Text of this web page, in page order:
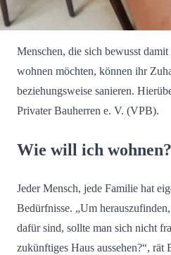
Menschen, die sich bewusst
wohnen möchten, können ihr
beziehungsweise sanieren.
Privater Bauherren e. V. (VPB).
Wie will ich wohnen?
Jeder Mensch, jede Familie hat
Bedürfnisse. „Um
dafür sind, sollte man sich nicht
zukünftiges Haus aussehen?“, rät